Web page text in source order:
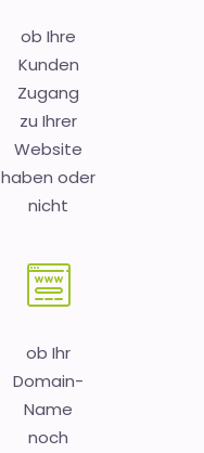
ob Ihre
Kunden
Zugang
zu Ihrer
Website
haben oder
nicht
ob Ihr
Domain-
Name
noch